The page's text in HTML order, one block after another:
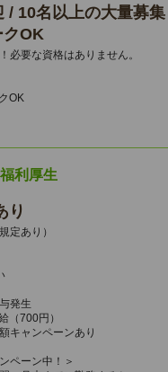
/ 10名以上の大量募
クOK
必要な資格はありません。
OK
利厚生
り
定あり）
発生
（700円）
キャンペーンあり
ペーン中！＞